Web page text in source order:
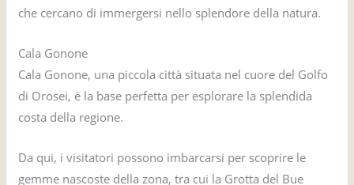
che cercano di immergersi nello splendore della natura.
Cala Gonone
Cala Gonone, una piccola città situata nel cuore del Golfo
di Orosei, è la base perfetta per esplorare la splendida
costa della regione.
Da qui, i visitatori possono imbarcarsi per scoprire le
gemme nascoste della zona, tra cui la Grotta del Bue